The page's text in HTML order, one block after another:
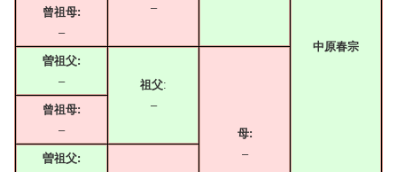
中原春宗
–
曾祖母:
–
曽祖父:
–
祖父:
–
母:
–
曾祖母:
–
曽祖父: